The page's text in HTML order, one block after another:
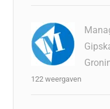
122 weergaven